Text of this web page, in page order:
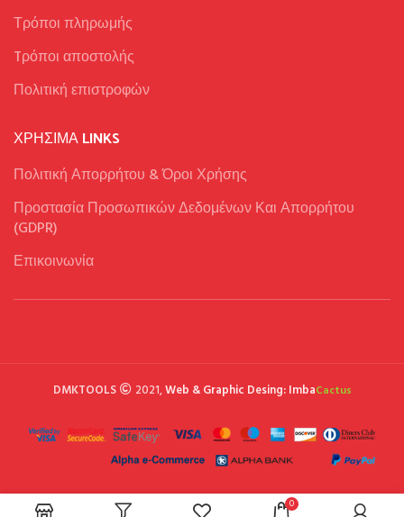
Τρόποι πληρωμής
Tρόποι αποστολής
Πολιτική επιστροφών
ΧΡΉΣΙΜΑ LINKS
Πολιτική Απορρήτου & Όροι Χρήσης
Προστασία Προσωπικών Δεδομένων Και Απορρήτου
(GDPR)
Επικοινωνία
DMKTOOLS 2021,Web & Graphic Desing: ImbaCactus
0